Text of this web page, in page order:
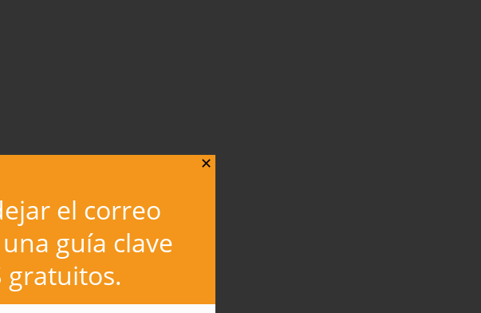
o
digna.
al
carrera,
✕
el correo
guía clave
gratuitos.